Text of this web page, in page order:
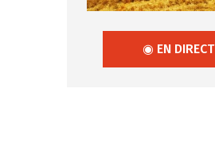
◉ EN DIRECT